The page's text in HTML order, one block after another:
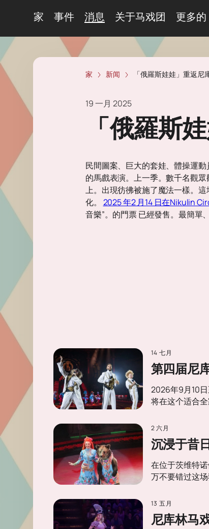
家 事件 消息 关于马戏团 更多的
家 新闻 「俄羅斯娃娃」重返尼
19 一月 2025
「俄羅斯
民間圖案、巨大的套娃、體操運
的馬戲表演。上一季。數千名觀
上。出現彷彿被施了魔法一樣。
化。 2025 年2 月14 日在Nikulin
音樂”。的門票 已經發售。最簡單
14 七月
第四届尼
2026年9月10
将在这个适合
2 六月
沉浸于昔
在位于茨维特
万不要错过这
13 五月
尼库林马